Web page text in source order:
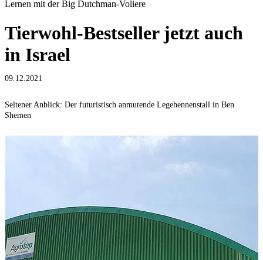
Lernen mit der Big Dutchman-Voliere
Tierwohl-Bestseller jetzt auch
in Israel
09.12.2021
Seltener Anblick: Der futuristisch anmutende Legehennenstall in Ben
Shemen